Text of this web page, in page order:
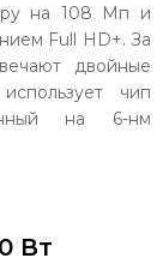
на 108 Мп и
Full HD+. За
двойные
чип
на 6-нм
Вт